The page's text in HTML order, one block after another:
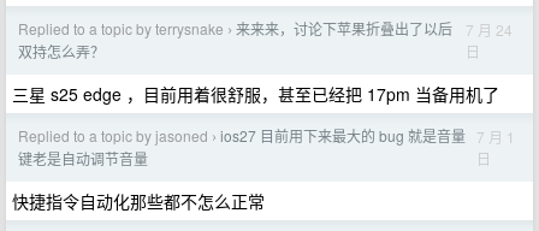
Replied to a topic by terrysnake › 来来来，讨论下苹果折叠出了以后
双持怎么弄？
7 月 24
日
三星 s25 edge ，目前用着很舒服，甚至已经把 17pm 当备用机了
Replied to a topic by jasoned › ios27 目前用下来最大的 bug 就是音量
键老是自动调节音量
7 月 1
日
快捷指令自动化那些都不怎么正常